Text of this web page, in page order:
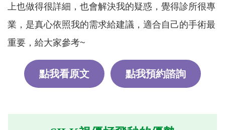
上也做得很詳細，也會解決我的疑惑，覺得診所很專
業，是真心依照我的需求給建議，適合自己的手術最
重要，給大家參考~
點我看原文 點我預約諮詢